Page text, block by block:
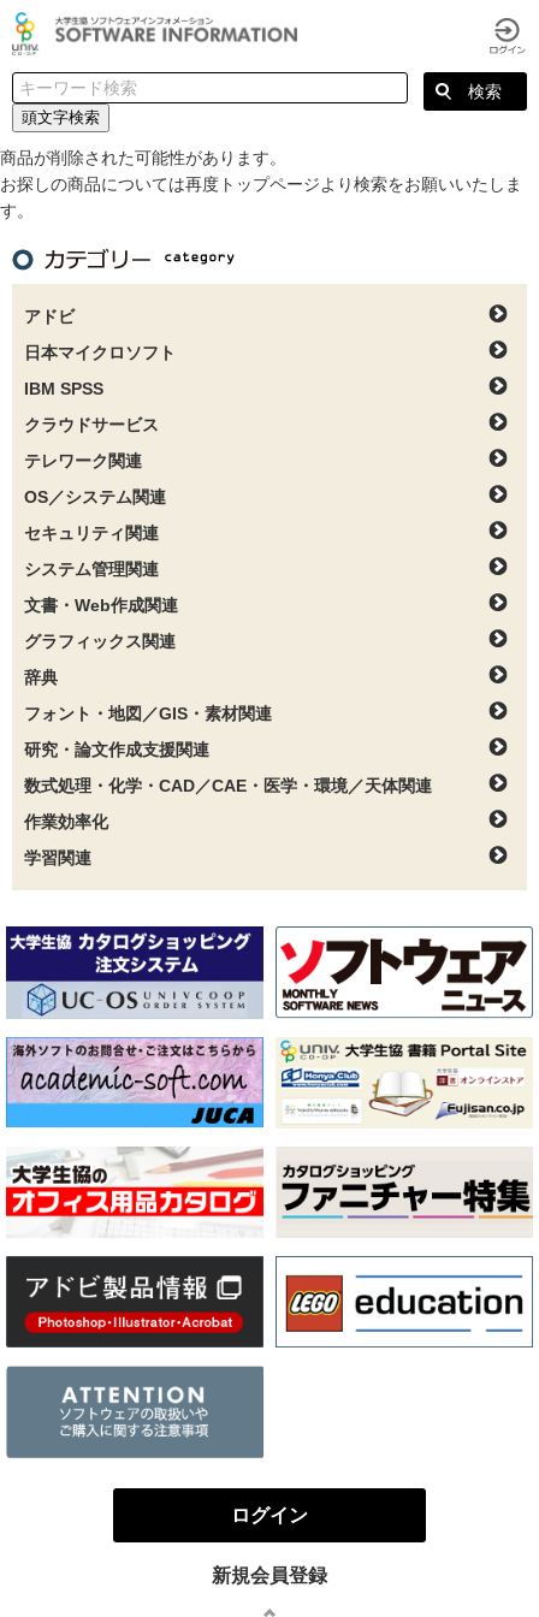
頭文字検索
商品が削除された可能性があります。
お探しの商品については再度トップページより検索をお願いいたしま
す。
アドビ
日本マイクロソフト
IBM SPSS
クラウドサービス
テレワーク関連
OS／システム関連
セキュリティ関連
システム管理関連
文書・Web作成関連
グラフィックス関連
辞典
フォント・地図／GIS・素材関連
研究・論文作成支援関連
数式処理・化学・CAD／CAE・医学・環境／天体関連
作業効率化
学習関連
ログイン
新規会員登録